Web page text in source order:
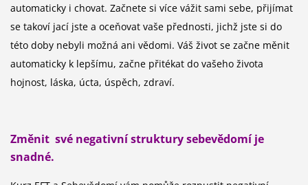
automaticky i chovat. Začnete si více vážit sami sebe, přijímat
se takoví jací jste a oceňovat vaše přednosti, jichž jste si do
této doby nebyli možná ani vědomi. Váš život se začne měnit
automaticky k lepšímu, začne přitékat do vašeho života
hojnost, láska, úcta, úspěch, zdraví.
Změnit své negativní struktury sebevědomí je
snadné.